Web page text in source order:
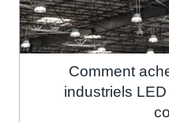
Comment
industriels